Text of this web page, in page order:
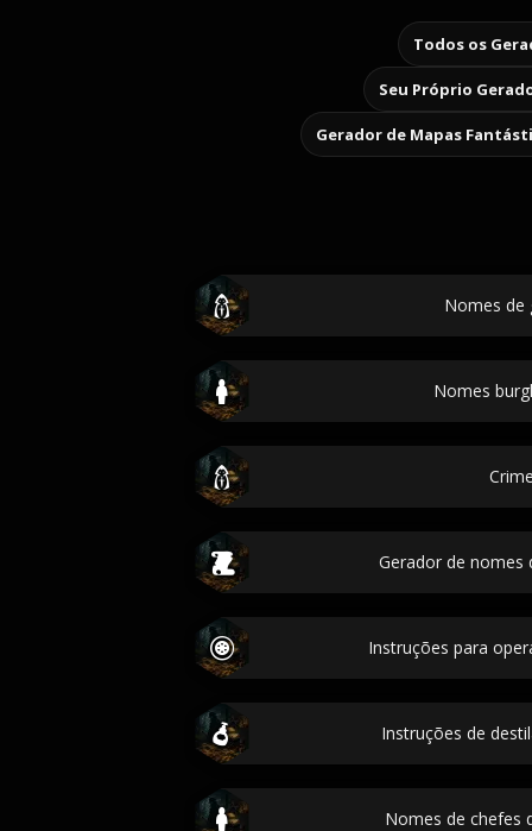
Todos os
Seu Próprio
Gerador de Mapas
Nomes de
Nomes
Gerador de nomes
Instruções para
Instruções de
Nomes de chefes